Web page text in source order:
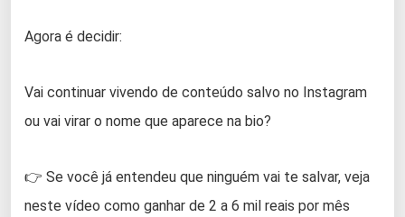
Agora é decidir:
Vai continuar vivendo de conteúdo salvo no Instagram
ou vai virar o nome que aparece na bio?
👉 Se você já entendeu que ninguém vai te salvar, veja
neste vídeo como ganhar de 2 a 6 mil reais por mês